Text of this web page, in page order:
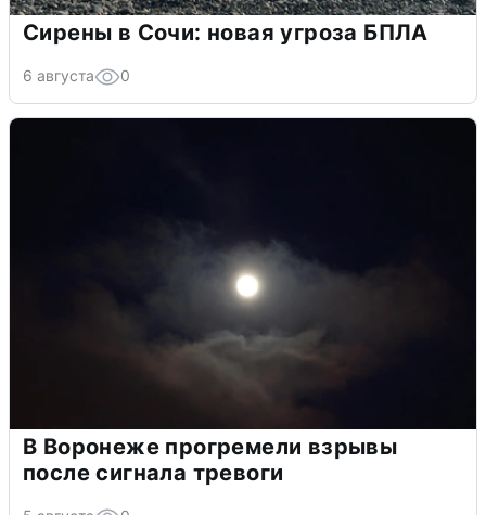
Сирены в Сочи: новая угроза БПЛА
6 августа 0
В Воронеже прогремели взрывы
после сигнала тревоги